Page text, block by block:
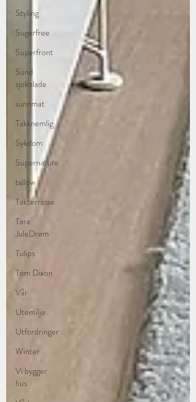
Styling
Sugerfree
Superfront
Sund
sjokolade
sunnmat
Takknemlig
Sykdom
Supernature
tallow
Takterrasse
Tara
JuleDrøm
Tulips
Tom Dixon
Vår
Utemiljø
Utfordringer
Winter
Vi bygger
hus